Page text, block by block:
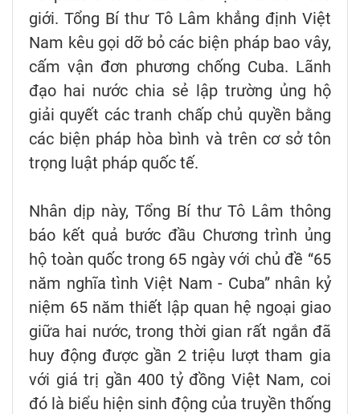
giới. Tổng Bí thư Tô Lâm khẳng định Việt
Nam kêu gọi dỡ bỏ các biện pháp bao vây,
cấm vận đơn phương chống Cuba. Lãnh
đạo hai nước chia sẻ lập trường ủng hộ
giải quyết các tranh chấp chủ quyền bằng
các biện pháp hòa bình và trên cơ sở tôn
trọng luật pháp quốc tế.
Nhân dịp này, Tổng Bí thư Tô Lâm thông
báo kết quả bước đầu Chương trình ủng
hộ toàn quốc trong 65 ngày với chủ đề “65
năm nghĩa tình Việt Nam - Cuba” nhân kỷ
niệm 65 năm thiết lập quan hệ ngoại giao
giữa hai nước, trong thời gian rất ngắn đã
huy động được gần 2 triệu lượt tham gia
với giá trị gần 400 tỷ đồng Việt Nam, coi
đó là biểu hiện sinh động của truyền thống